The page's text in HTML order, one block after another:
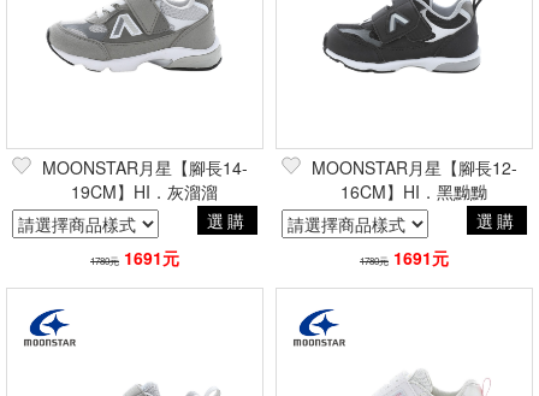
MOONSTAR月星【腳長14-
19CM】HI．灰溜溜
選購
1780元 1691元
MOONSTAR月星【腳長12-
16CM】HI．黑黝黝
選購
1780元 1691元